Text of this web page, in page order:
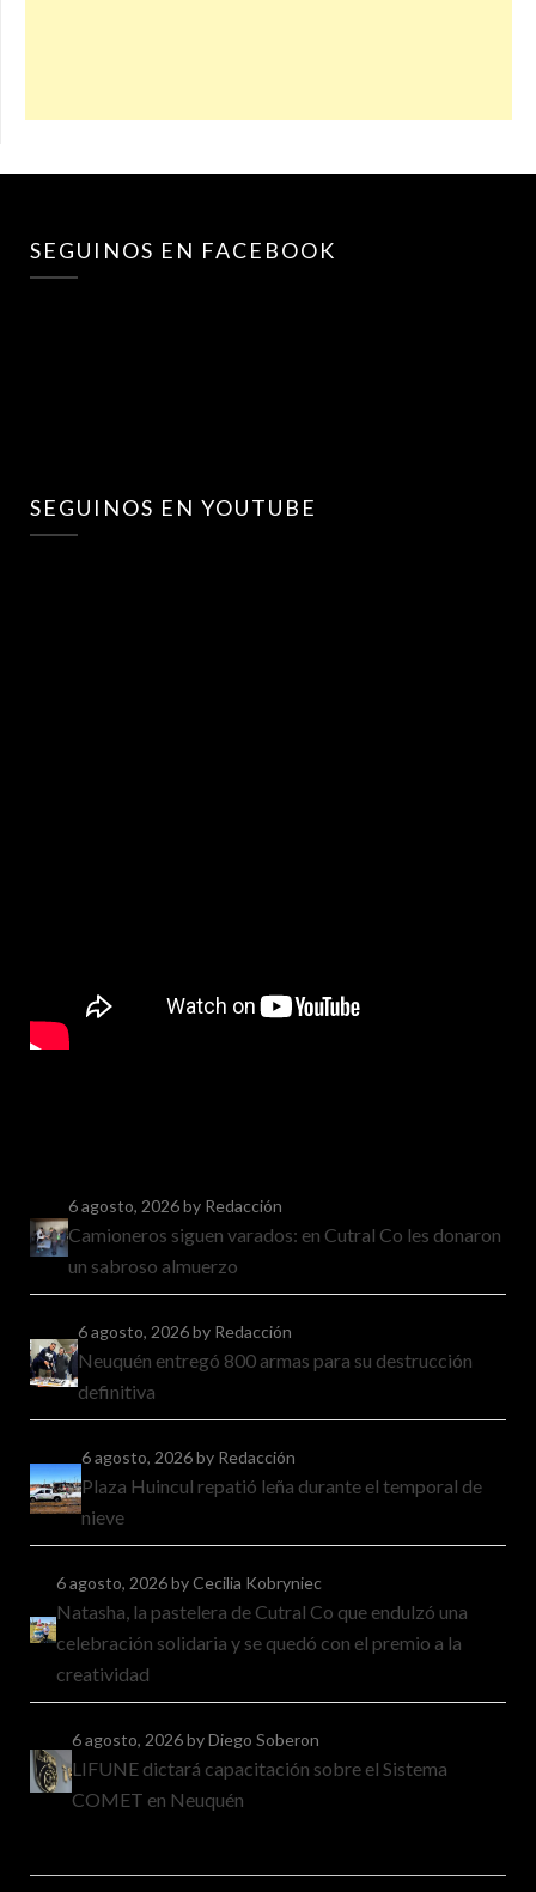
SEGUINOS EN FACEBOOK
SEGUINOS EN YOUTUBE
6 agosto, 2026by Redacción
Camioneros siguen varados: en Cutral Co les donaron
un sabroso almuerzo
6 agosto, 2026by Redacción
Neuquén entregó 800 armas para su destrucción
definitiva
6 agosto, 2026by Redacción
Plaza Huincul repatió leña durante el temporal de
nieve
6 agosto, 2026by Cecilia Kobryniec
Natasha, la pastelera de Cutral Co que endulzó una
celebración solidaria y se quedó con el premio a la
creatividad
6 agosto, 2026by Diego Soberon
LIFUNE dictará capacitación sobre el Sistema
COMET en Neuquén